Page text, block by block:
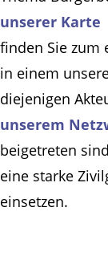
unserer Karte
finden Sie zum
in einem
diejenigen
unserem
beigetreten
eine starke
einsetzen.